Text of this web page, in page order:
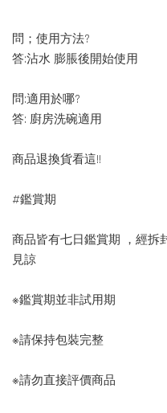
問；使用方法?
答:沾水 膨脹後開始使用
問:適用於哪?
答: 廚房洗碗適用
商品退換貨看這!!
#鑑賞期
商品皆有七日鑑賞期 ，經拆
見諒
※鑑賞期並非試用期
※請保持包裝完整
※請勿直接評價商品